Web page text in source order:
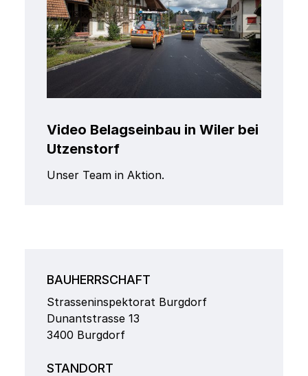
Video Belagseinbau in Wiler bei
Utzenstorf
Unser Team in Aktion.
BAUHERRSCHAFT
Strasseninspektorat Burgdorf
Dunantstrasse 13
3400 Burgdorf
STANDORT